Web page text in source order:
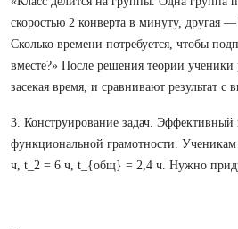
скоростью 2 конверта в минуту, другая
Сколько времени потребуется, чтобы
вместе?» После решения теории ученики
засекая время, и сравнивают результат с
3. Конструирование задач. Эффективный
функциональной грамотности. Ученикам
ч, t_2 = 6 ч, t_{общ} = 2,4 ч. Нужно